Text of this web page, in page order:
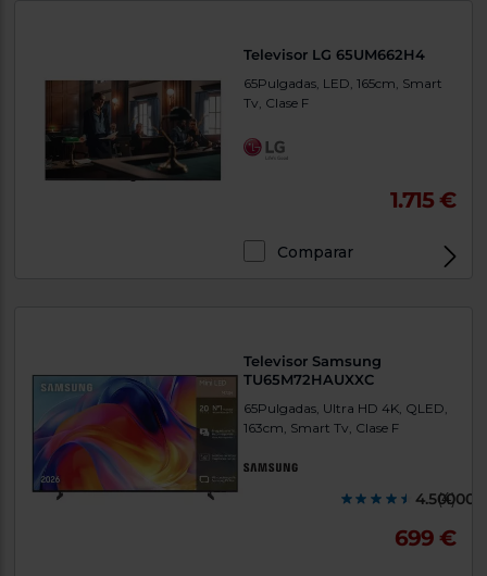
Televisor LG 65UM662H4
65Pulgadas, LED, 165cm, Smart
Tv, Clase F
1.715 €
Comparar
Televisor Samsung
TU65M72HAUXXC
65Pulgadas, Ultra HD 4K, QLED,
163cm, Smart Tv, Clase F
(4)
699 €